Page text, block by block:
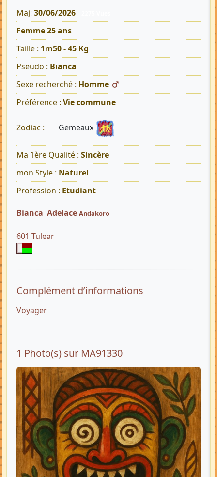
Maj: 30/06/2026
Femme 25 ans
Taille : 1m50 - 45 Kg
Pseudo : Bianca
Sexe recherché : Homme
Préférence : Vie commune
Zodiac : Gemeaux
Ma 1ère Qualité : Sincère
mon Style : Naturel
Profession : Etudiant
Bianca Adelace Andakoro
601 Tulear
Complément d’informations
Voyager
1 Photo(s) sur MA91330